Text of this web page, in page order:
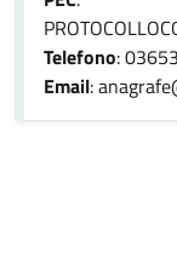
Telefono:
Email: